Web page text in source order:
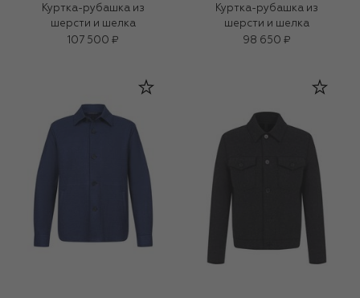
Куртка-рубашка из
шерсти и шелка
107 500 ₽
Куртка-рубашка из
шерсти и шелка
98 650 ₽